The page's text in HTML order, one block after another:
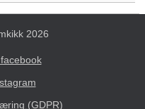
2026
(GDPR)